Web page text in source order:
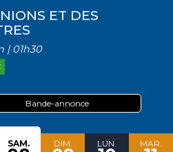
ET DES
| 01h30
Bande-annonce
SAM. DIM. LUN. MAR.